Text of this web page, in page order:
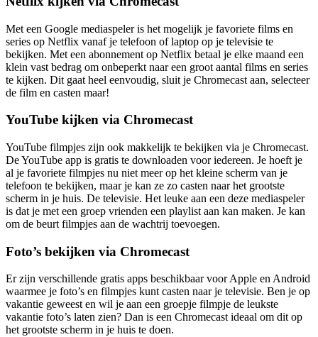
Met een Google mediaspeler is het mogelijk je favoriete films en
series op Netflix vanaf je telefoon of laptop op je televisie te
bekijken. Met een abonnement op Netflix betaal je elke maand een
klein vast bedrag om onbeperkt naar een groot aantal films en series
te kijken. Dit gaat heel eenvoudig, sluit je Chromecast aan, selecteer
de film en casten maar!
YouTube kijken via Chromecast
YouTube filmpjes zijn ook makkelijk te bekijken via je Chromecast.
De YouTube app is gratis te downloaden voor iedereen. Je hoeft je
al je favoriete filmpjes nu niet meer op het kleine scherm van je
telefoon te bekijken, maar je kan ze zo casten naar het grootste
scherm in je huis. De televisie. Het leuke aan een deze mediaspeler
is dat je met een groep vrienden een playlist aan kan maken. Je kan
om de beurt filmpjes aan de wachtrij toevoegen.
Foto’s bekijken via Chromecast
Er zijn verschillende gratis apps beschikbaar voor Apple en Android
waarmee je foto’s en filmpjes kunt casten naar je televisie. Ben je op
vakantie geweest en wil je aan een groepje filmpje de leukste
vakantie foto’s laten zien? Dan is een Chromecast ideaal om dit op
het grootste scherm in je huis te doen.